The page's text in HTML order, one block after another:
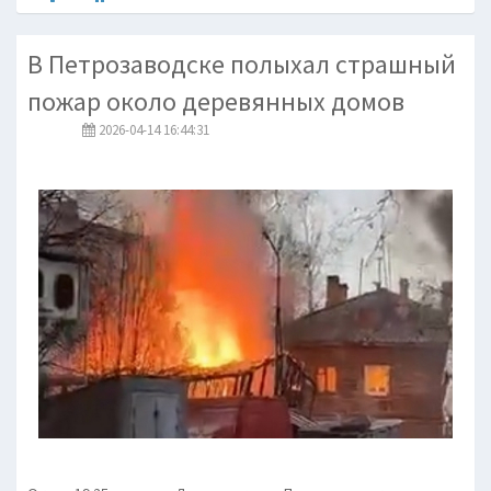
В Петрозаводске полыхал страшный
пожар около деревянных домов
2026-04-14 16:44:31